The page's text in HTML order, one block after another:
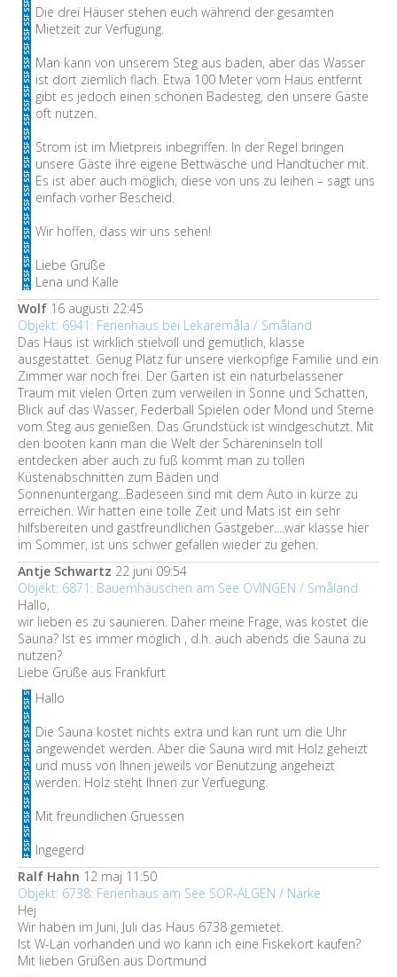
Die drei Häuser stehen euch während der gesamten
Mietzeit zur Verfügung.
Man kann von unserem Steg aus baden, aber das Wasser
ist dort ziemlich flach. Etwa 100 Meter vom Haus entfernt
gibt es jedoch einen schönen Badesteg, den unsere Gäste
oft nutzen.
Strom ist im Mietpreis inbegriffen. In der Regel bringen
unsere Gäste ihre eigene Bettwäsche und Handtücher mit.
Es ist aber auch möglich, diese von uns zu leihen – sagt uns
einfach vorher Bescheid.
Wir hoffen, dass wir uns sehen!
Liebe Grüße
Lena und Kalle
Wolf 16 augusti 22:45
Objekt: 6941: Ferienhaus bei Lekaremåla / Småland
Das Haus ist wirklich stielvoll und gemütlich, klasse
ausgestattet. Genug Platz für unsere vierköpfige Familie und ein
Zimmer war noch frei. Der Garten ist ein naturbelassener
Traum mit vielen Orten zum verweilen in Sonne und Schatten,
Blick auf das Wasser, Federball Spielen oder Mond und Sterne
vom Steg aus genießen. Das Grundstück ist windgeschützt. Mit
den booten kann man die Welt der Schäreninseln toll
entdecken aber auch zu fuß kommt man zu tollen
Küstenabschnitten zum Baden und
Sonnenuntergang...Badeseen sind mit dem Auto in kürze zu
erreichen. Wir hatten eine tolle Zeit und Mats ist ein sehr
hilfsbereiten und gastfreundlichen Gastgeber....war klasse hier
im Sommer, ist uns schwer gefallen wieder zu gehen.
Antje Schwartz 22 juni 09:54
Objekt: 6871: Bauernhäuschen am See ÖVINGEN / Småland
Hallo,
wir lieben es zu saunieren. Daher meine Frage, was kostet die
Sauna? Ist es immer möglich , d.h. auch abends die Sauna zu
nutzen?
Liebe Grüße aus Frankfurt
Hallo
Die Sauna kostet nichts extra und kan runt um die Uhr
angewendet werden. Aber die Sauna wird mit Holz geheizt
und muss von Ihnen jeweils vor Benutzung angeheizt
werden. Holz steht Ihnen zur Verfuegung.
Mit freundlichen Gruessen
Ingegerd
Ralf Hahn 12 maj 11:50
Objekt: 6738: Ferienhaus am See SÖR-ÄLGEN / Närke
Hej
Wir haben im Juni, Juli das Haus 6738 gemietet.
Ist W-Lan vorhanden und wo kann ich eine Fiskekort kaufen?
Mit lieben Grüßen aus Dortmund